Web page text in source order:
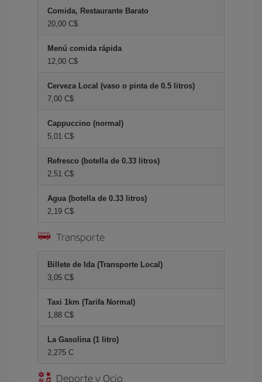
Comida, Restaurante Barato
20,00 C$
Menú comida rápida
12,00 C$
Cerveza Local (vaso o pinta de 0.5 litros)
7,00 C$
Cappuccino (normal)
5,01 C$
Refresco (botella de 0.33 litros)
2,51 C$
Agua (botella de 0.33 litros)
2,19 C$
Transporte
Billete de Ida (Transporte Local)
3,05 C$
Taxi 1km (Tarifa Normal)
1,88 C$
La Gasolina (1 litro)
2,275 C
Deporte y Ocio